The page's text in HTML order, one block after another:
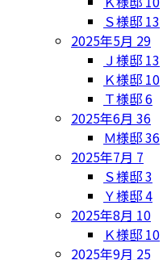
Ｓ様邸 13
2025年5月 29
Ｊ様邸 13
Ｋ様邸 10
Ｔ様邸6
2025年6月 36
Ｍ様邸36
2025年7月 7
Ｓ様邸3
Ｙ様邸4
2025年8月 10
Ｋ様邸 10
2025年9月 25